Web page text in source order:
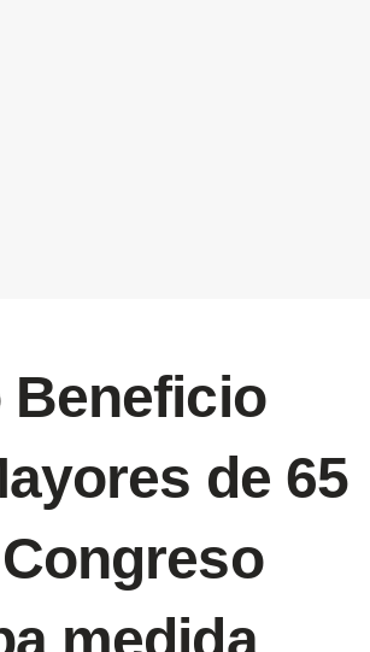
Beneficio
de 65